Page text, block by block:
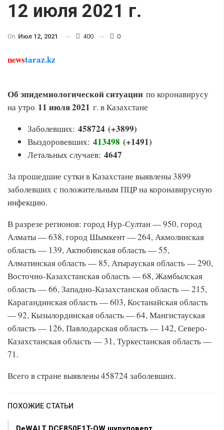
12 июля 2021 г.
On Июл 12, 2021 400 0
newstaraz.kz
Об эпидемиологической ситуации по коронавирусу
на утро 11 июля 2021 г. в Казахстане
Заболевших: 458724 (+3899)
Выздоровевших: 413498 (+1491)
Летальных случаев: 4647
За прошедшие сутки в Казахстане выявлены 3899
заболевших с положительным ПЦР на коронавирусную
инфекцию.
В разрезе регионов: город Нур-Султан — 950, город
Алматы — 638, город Шымкент — 264, Акмолинская
область — 139, Актюбинская область — 55,
Алматинская область — 85, Атырауская область — 290,
Восточно-Казахстанская область — 68, Жамбылская
область — 66, Западно-Казахстанская область — 215,
Карагандинская область — 603, Костанайская область
— 92, Кызылординская область — 64, Мангистауская
область — 126, Павлодарская область — 142, Северо-
Казахстанская область — 31, Туркестанская область —
71.
Всего в стране выявлены 458724 заболевших.
ПОХОЖИЕ СТАТЬИ